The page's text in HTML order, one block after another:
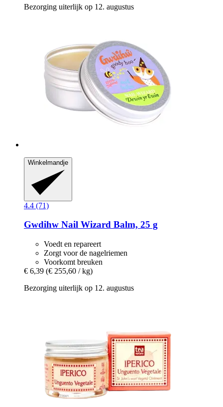
Bezorging uiterlijk op 12. augustus
Winkelmandje
4.4 (71)
Gwdihw Nail Wizard Balm, 25 g
Voedt en repareert
Zorgt voor de nagelriemen
Voorkomt breuken
€ 6,39 (€ 255,60 / kg)
Bezorging uiterlijk op 12. augustus